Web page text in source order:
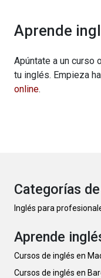
Aprende
Apúntate a un curso
tu inglés. Empieza
online.
Categorías
Inglés para
Aprende
Cursos de inglés en
Cursos de inglés en